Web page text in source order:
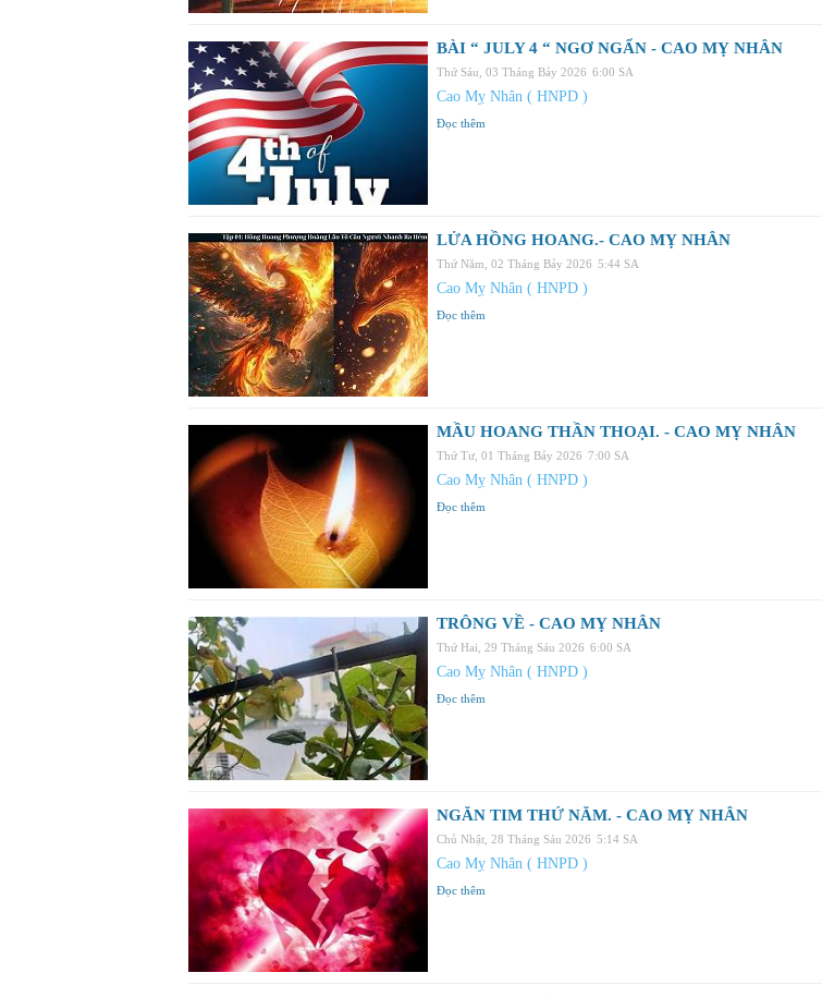
BÀI “ JULY 4 “ NGƠ NGẨN - CAO MỴ NHÂN
Thứ Sáu, 03 Tháng Bảy 2026 6:00 SA
Cao Mỵ Nhân ( HNPD )
Đọc thêm
LỬA HỒNG HOANG.- CAO MỴ NHÂN
Thứ Năm, 02 Tháng Bảy 2026 5:44 SA
Cao Mỵ Nhân ( HNPD )
Đọc thêm
MẦU HOANG THẦN THOẠI. - CAO MỴ NHÂN
Thứ Tư, 01 Tháng Bảy 2026 7:00 SA
Cao Mỵ Nhân ( HNPD )
Đọc thêm
TRÔNG VỀ - CAO MỴ NHÂN
Thứ Hai, 29 Tháng Sáu 2026 6:00 SA
Cao Mỵ Nhân ( HNPD )
Đọc thêm
NGĂN TIM THỨ NĂM. - CAO MỴ NHÂN
Chủ Nhật, 28 Tháng Sáu 2026 5:14 SA
Cao Mỵ Nhân ( HNPD )
Đọc thêm